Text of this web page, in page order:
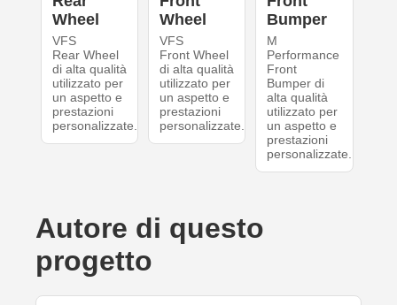
Wheel
VFS
Rear Wheel
di alta qualità
utilizzato per
un aspetto e
prestazioni
personalizzate.
Wheel
VFS
Front Wheel
di alta qualità
utilizzato per
un aspetto e
prestazioni
personalizzate.
Bumper
M
Performance
Front
Bumper di
alta qualità
utilizzato per
un aspetto e
prestazioni
personalizzate.
Autore di questo
progetto